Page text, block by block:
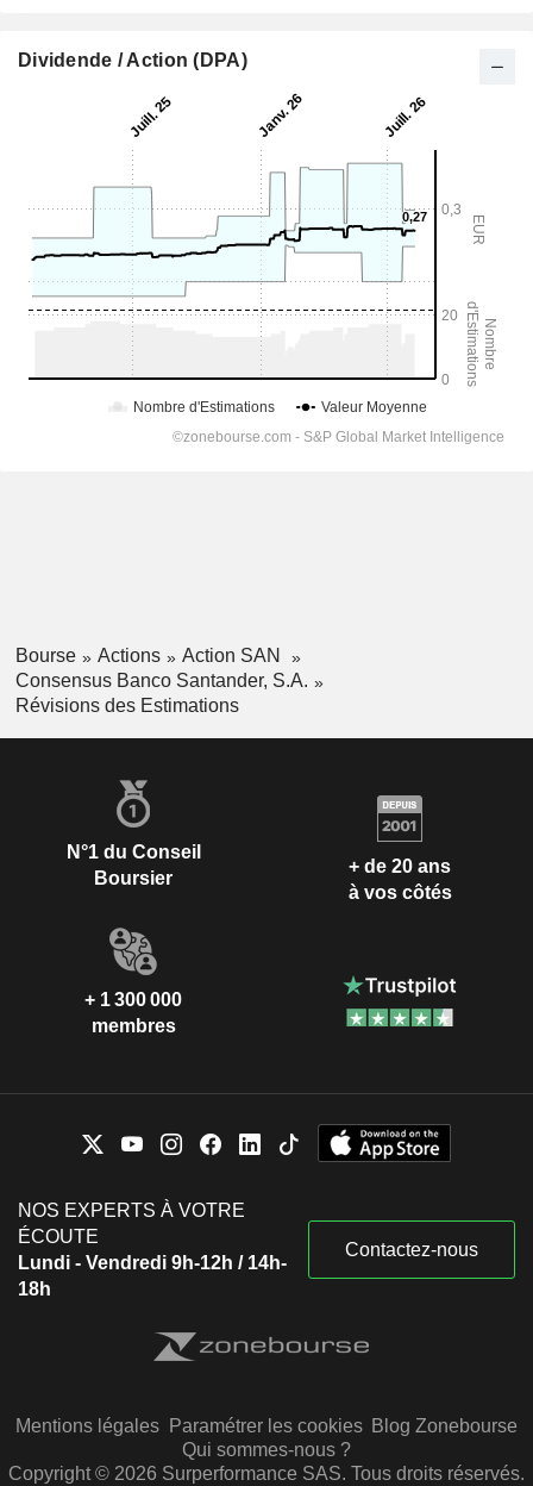
Dividende / Action (DPA)
Bourse Actions
Action SAN
Consensus Banco Santander, S.A.
Révisions des Estimations
N°1 du Conseil
Boursier
+ de 20 ans
à vos côtés
+ 1 300 000
membres
NOS EXPERTS À VOTRE
ÉCOUTE
Lundi - Vendredi 9h-12h / 14h-
18h
Contactez-nous
Mentions légales Paramétrer les cookies Blog Zonebourse
Qui sommes-nous ?
Copyright © 2026 Surperformance SAS. Tous droits réservés.